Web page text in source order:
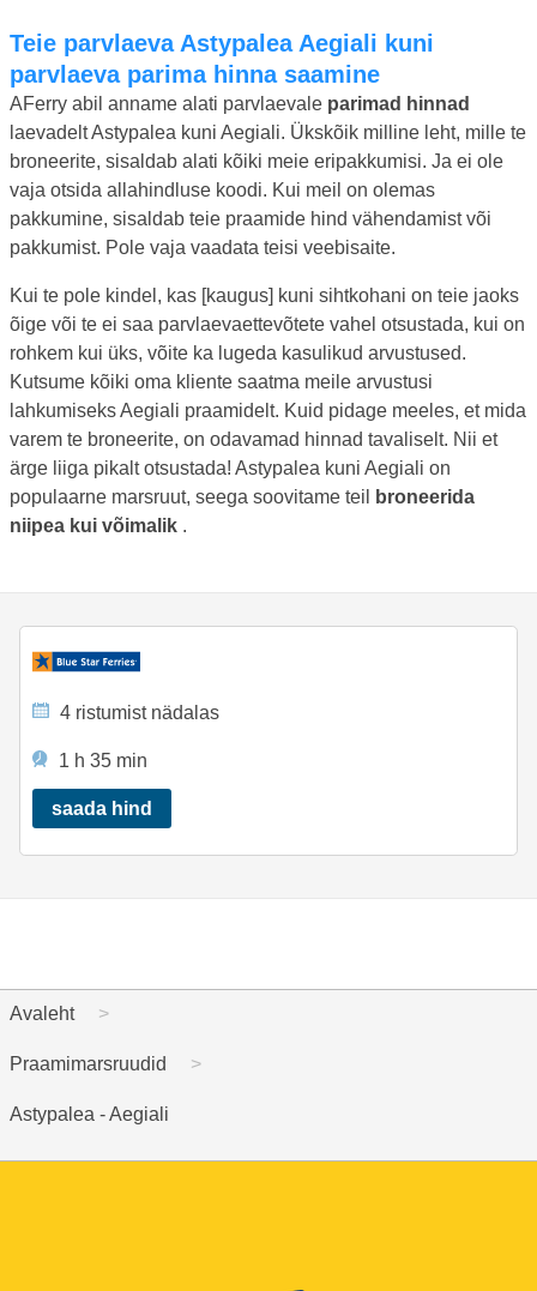
Teie parvlaeva Astypalea Aegiali kuni
parvlaeva parima hinna saamine
AFerry abil anname alati parvlaevale parimad hinnad
laevadelt Astypalea kuni Aegiali. Ükskõik milline leht, mille te
broneerite, sisaldab alati kõiki meie eripakkumisi. Ja ei ole
vaja otsida allahindluse koodi. Kui meil on olemas
pakkumine, sisaldab teie praamide hind vähendamist või
pakkumist. Pole vaja vaadata teisi veebisaite.
Kui te pole kindel, kas [kaugus] kuni sihtkohani on teie jaoks
õige või te ei saa parvlaevaettevõtete vahel otsustada, kui on
rohkem kui üks, võite ka lugeda kasulikud arvustused.
Kutsume kõiki oma kliente saatma meile arvustusi
lahkumiseks Aegiali praamidelt. Kuid pidage meeles, et mida
varem te broneerite, on odavamad hinnad tavaliselt. Nii et
ärge liiga pikalt otsustada! Astypalea kuni Aegiali on
populaarne marsruut, seega soovitame teil
broneerida
niipea kui võimalik .
4 ristumist nädalas
1 h 35 min
saada hind
Avaleht
Praamimarsruudid
Astypalea - Aegiali